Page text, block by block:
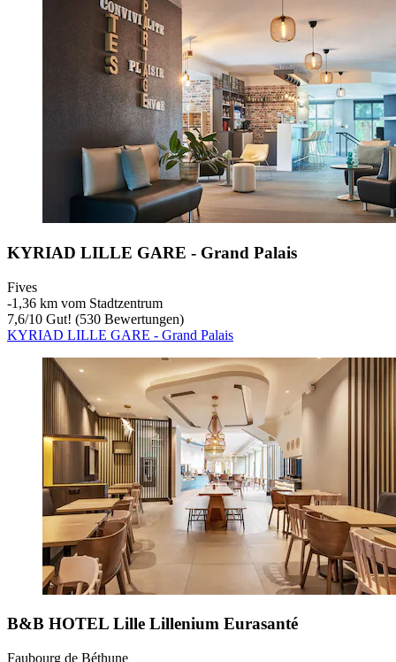
KYRIAD LILLE GARE - Grand Palais
Fives
‐1,36 km vom Stadtzentrum
7,6/10 Gut! (530 Bewertungen)
KYRIAD LILLE GARE - Grand Palais
B&B HOTEL Lille Lillenium Eurasanté
Faubourg de Béthune